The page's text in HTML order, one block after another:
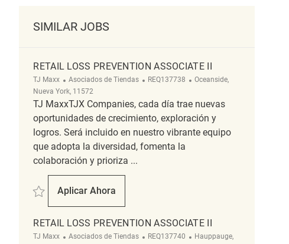
SIMILAR JOBS
RETAIL LOSS PREVENTION ASSOCIATE II
TJ Maxx Categoría
Asociados de Tiendas ReqId
REQ137738 Ubicación
Oceanside,
Nueva York, 11572
TJ MaxxTJX Companies, cada día trae nuevas
oportunidades de crecimiento, exploración y
logros. Será incluido en nuestro vibrante equipo
que adopta la diversidad, fomenta la
colaboración y prioriza ...
Salvar Retail Loss Prevention Associate II REQ137738
Aplicar Ahora
Retail Loss Prevention Associate II
RETAIL LOSS PREVENTION ASSOCIATE II
TJ Maxx Categoría
Asociados de Tiendas ReqId
REQ137740 Ubicación
Hauppauge,